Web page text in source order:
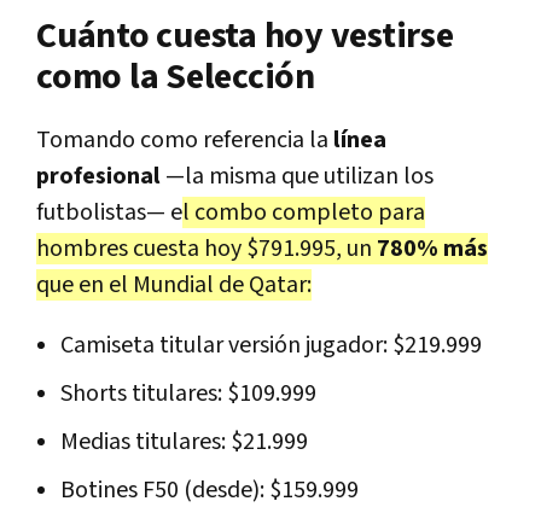
Cuánto cuesta hoy vestirse
como la Selección
Tomando como referencia la línea
profesional—la misma que utilizan los
futbolistas— el combo completo para
hombres cuesta hoy $791.995, un 780% más
que en el Mundial de Qatar:
Camiseta titular versión jugador: $219.999
Shorts titulares: $109.999
Medias titulares: $21.999
Botines F50 (desde): $159.999